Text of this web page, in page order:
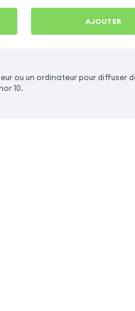
AJOUTER
ou un ordinateur pour diffuser
10.